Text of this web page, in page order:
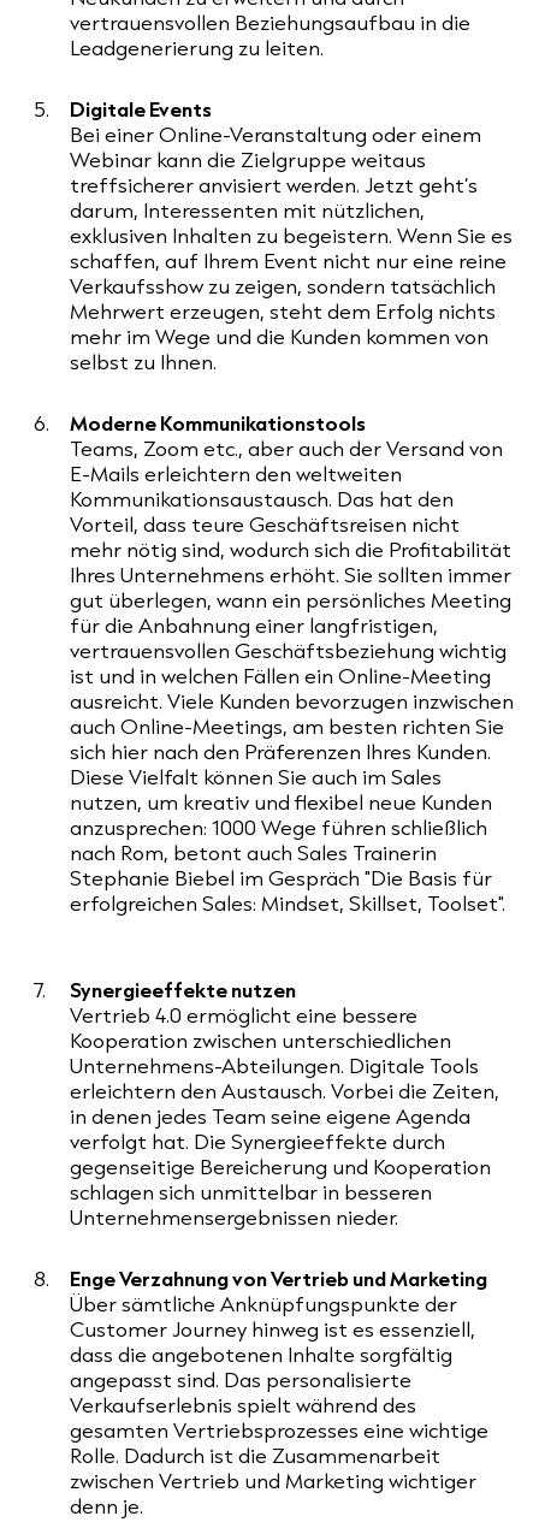
vertrauensvollen Beziehungsaufbau in die
Leadgenerierung zu leiten.
Digitale Events
Bei einer Online-Veranstaltung oder einem
Webinar kann die Zielgruppe weitaus
treffsicherer anvisiert werden. Jetzt geht’s
darum, Interessenten mit nützlichen,
exklusiven Inhalten zu begeistern. Wenn Sie es
schaffen, auf Ihrem Event nicht nur eine reine
Verkaufsshow zu zeigen, sondern tatsächlich
Mehrwert erzeugen, steht dem Erfolg nichts
mehr im Wege und die Kunden kommen von
selbst zu Ihnen.
Moderne Kommunikationstools
Teams, Zoom etc., aber auch der Versand von
E-Mails erleichtern den weltweiten
Kommunikationsaustausch. Das hat den
Vorteil, dass teure Geschäftsreisen nicht
mehr nötig sind, wodurch sich die Profitabilität
Ihres Unternehmens erhöht. Sie sollten immer
gut überlegen, wann ein persönliches Meeting
für die Anbahnung einer langfristigen,
vertrauensvollen Geschäftsbeziehung wichtig
ist und in welchen Fällen ein Online-Meeting
ausreicht. Viele Kunden bevorzugen inzwischen
auch Online-Meetings, am besten richten Sie
sich hier nach den Präferenzen Ihres Kunden.
Diese Vielfalt können Sie auch im Sales
nutzen, um kreativ und flexibel neue Kunden
anzusprechen: 1000 Wege führen schließlich
nach Rom, betont auch Sales Trainerin
Stephanie Biebel im Gespräch "Die Basis für
erfolgreichen Sales: Mindset, Skillset, Toolset".
Synergieeffekte nutzen
Vertrieb 4.0 ermöglicht eine bessere
Kooperation zwischen unterschiedlichen
Unternehmens-Abteilungen. Digitale Tools
erleichtern den Austausch. Vorbei die Zeiten,
in denen jedes Team seine eigene Agenda
verfolgt hat. Die Synergieeffekte durch
gegenseitige Bereicherung und Kooperation
schlagen sich unmittelbar in besseren
Unternehmensergebnissen nieder.
Enge Verzahnung von Vertrieb und Marketing
Über sämtliche Anknüpfungspunkte der
Customer Journey hinweg ist es essenziell,
dass die angebotenen Inhalte sorgfältig
angepasst sind. Das personalisierte
Verkaufserlebnis spielt während des
gesamten Vertriebsprozesses eine wichtige
Rolle. Dadurch ist die Zusammenarbeit
zwischen Vertrieb und Marketing wichtiger
denn je.